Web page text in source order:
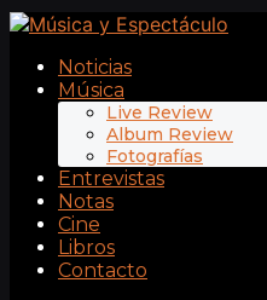
Noticias
Música
Live Review
Album Review
Fotografías
Entrevistas
Notas
Cine
Libros
Contacto